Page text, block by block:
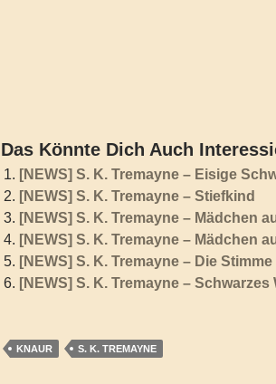
Das Könnte Dich Auch
[NEWS] S. K. Tremayne – Eisige
[NEWS] S. K. Tremayne – Stiefkind
[NEWS] S. K. Tremayne – Mädchen
[NEWS] S. K. Tremayne – Mädchen
[NEWS] S. K. Tremayne – Die Stimme
[NEWS] S. K. Tremayne – Schwarzes
KNAUR S. K. TREMAYNE